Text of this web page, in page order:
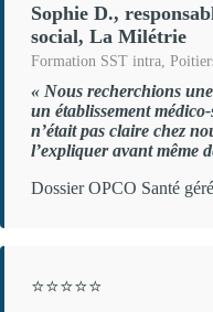
Sophie D.,
social, La Milétrie
Formation SST intra,
« Nous recherchions
un établissement
n’était pas claire chez
l’expliquer avant même
Dossier OPCO Santé
⭐⭐⭐⭐⭐